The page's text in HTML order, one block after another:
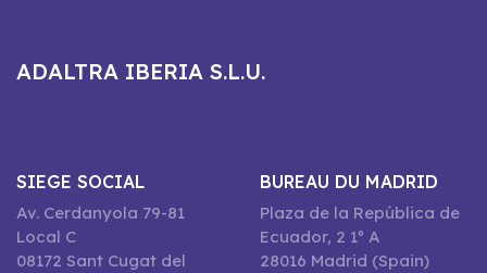
ADALTRA IBERIA S.L.U.
SIEGE SOCIAL
Av. Cerdanyola 79-81
Local C
08172 Sant Cugat del
BUREAU DU MADRID
Plaza de la República de
Ecuador, 2 1º A
28016 Madrid (Spain)